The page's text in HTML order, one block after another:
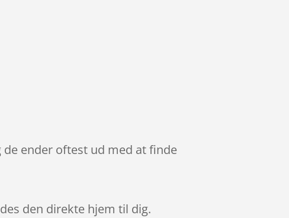
de ender oftest ud med at finde
den direkte hjem til dig.